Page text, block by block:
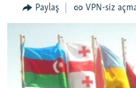
FƏRQƏ BAX
ARAŞDIRMA
MULTIMEDIA
Paylaş VPN-siz